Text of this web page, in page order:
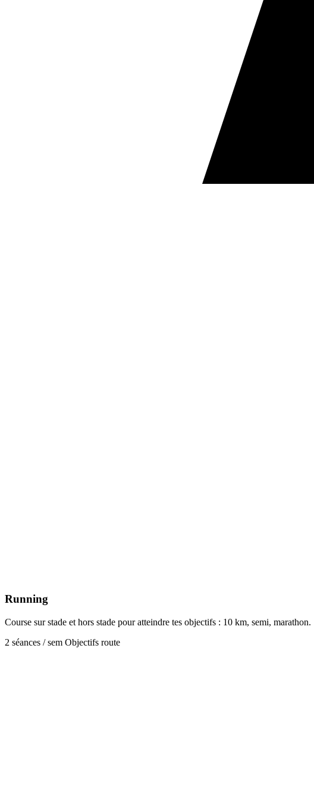
Running
Course sur stade et hors stade pour atteindre tes objectifs : 10 km, semi, marathon.
2 séances / sem Objectifs route